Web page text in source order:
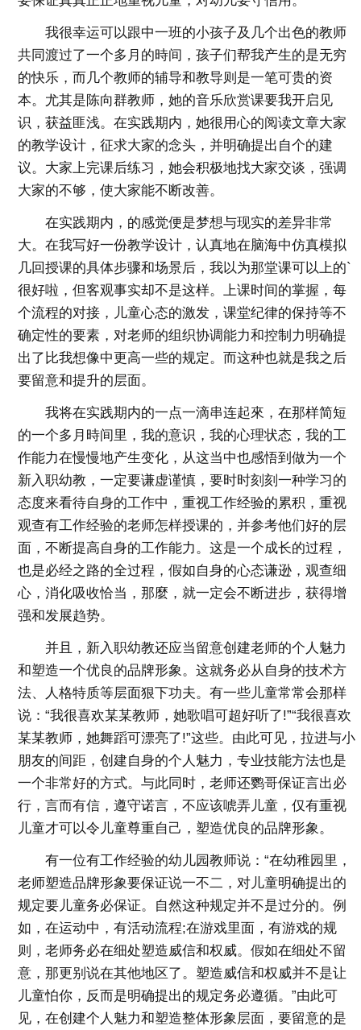
我很幸运可以跟中一班的小孩子及几个出色的教师
共同渡过了一个多月的時间，孩子们帮我产生的是无穷
的快乐，而几个教师的辅导和教导则是一笔可贵的资
本。尤其是陈向群教师，她的音乐欣赏课要我开启见
识，获益匪浅。在实践期内，她很用心的阅读文章大家
的教学设计，征求大家的念头，并明确提出自个的建
议。大家上完课后练习，她会积极地找大家交谈，强调
大家的不够，使大家能不断改善。
在实践期内，的感觉便是梦想与现实的差异非常
大。在我写好一份教学设计，认真地在脑海中仿真模拟
几回授课的具体步骤和场景后，我以为那堂课可以上的`
很好啦，但客观事实却不是这样。上课时间的掌握，每
个流程的对接，儿童心态的激发，课堂纪律的保持等不
确定性的要素，对老师的组织协调能力和控制力明确提
出了比我想像中更高一些的规定。而这种也就是我之后
要留意和提升的层面。
我将在实践期内的一点一滴串连起來，在那样简短
的一个多月時间里，我的意识，我的心理状态，我的工
作能力在慢慢地产生变化，从这当中也感悟到做为一个
新入职幼教，一定要谦虚谨慎，要时时刻刻一种学习的
态度来看待自身的工作中，重视工作经验的累积，重视
观查有工作经验的老师怎样授课的，并参考他们好的层
面，不断提高自身的工作能力。这是一个成长的过程，
也是必经之路的全过程，假如自身的心态谦逊，观查细
心，消化吸收恰当，那麼，就一定会不断进步，获得增
强和发展趋势。
并且，新入职幼教还应当留意创建老师的个人魅力
和塑造一个优良的品牌形象。这就务必从自身的技术方
法、人格特质等层面狠下功夫。有一些儿童常常会那样
说：“我很喜欢某某教师，她歌唱可超好听了!”“我很喜欢
某某教师，她舞蹈可漂亮了!”这些。由此可见，拉进与小
朋友的间距，创建自身的个人魅力，专业技能方法也是
一个非常好的方式。与此同时，老师还鹦哥保证言出必
行，言而有信，遵守诺言，不应该唬弄儿童，仅有重视
儿童才可以令儿童尊重自己，塑造优良的品牌形象。
有一位有工作经验的幼儿园教师说：“在幼稚园里，
老师塑造品牌形象要保证说一不二，对儿童明确提出的
规定要儿童务必保证。自然这种规定并不是过分的。例
如，在运动中，有活动流程;在游戏里面，有游戏的规
则，老师务必在细处塑造威信和权威。假如在细处不留
意，那更别说在其他地区了。塑造威信和权威并不是让
儿童怕你，反而是明确提出的规定务必遵循。”由此可
见，在创建个人魅力和塑造整体形象层面，要留意的是